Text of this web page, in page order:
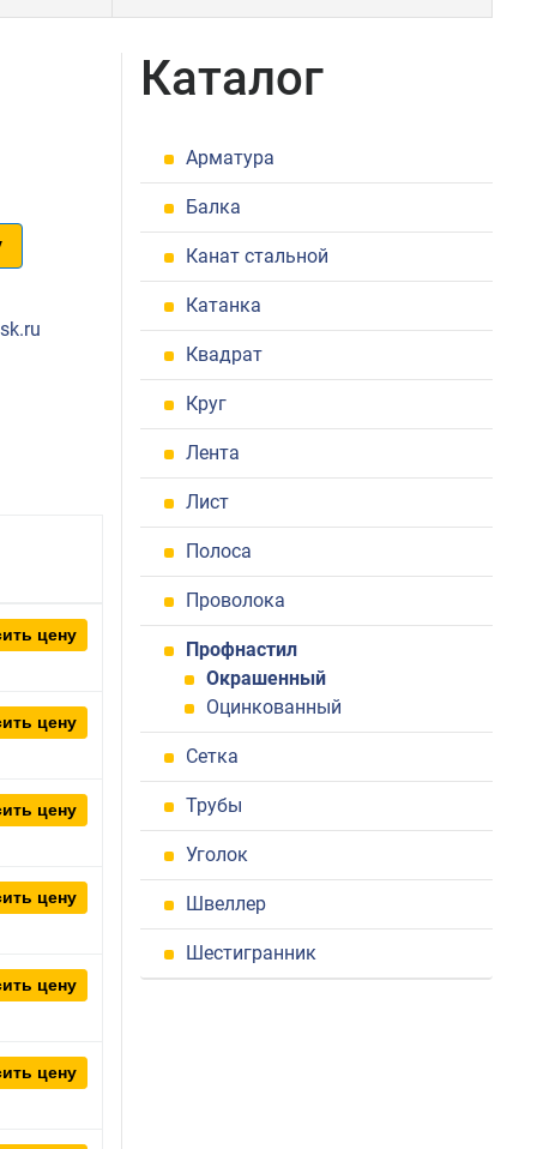
цену
цену
цену
цену
цену
цену
Каталог
Арматура
Балка
Канат стальной
Катанка
Квадрат
Круг
Лента
Лист
Полоса
Проволока
Профнастил
Окрашенный
Оцинкованный
Сетка
Трубы
Уголок
Швеллер
Шестигранник